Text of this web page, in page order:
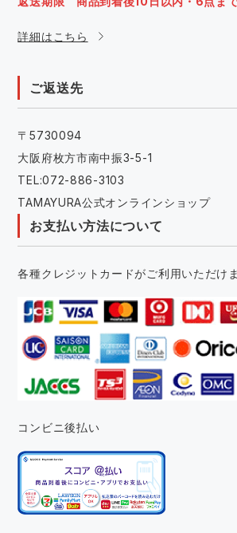
詳細はこちら
ご返送先
〒5730094
大阪府枚方市南中振3-5-1
TEL:072-886-3103
TAMAYURA公式オンラインショップ
お支払い方法について
各種クレジットカードがご利用いただけま
コンビニ後払い